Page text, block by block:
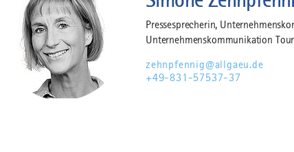
Pressesprecherin,
Unternehmenskommunikation
zehnpfennig@allgaeu.de
+49-831-57537-37